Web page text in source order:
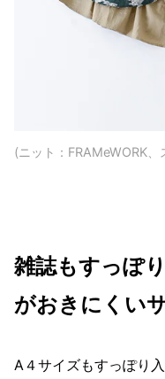
(ニット：FRAMeWORK
雑誌もすっぽ
がおきにくい
A４サイズもすっぽり